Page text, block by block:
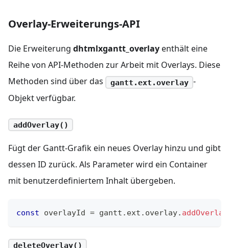
Overlay-Erweiterungs-API
Die Erweiterung dhtmlxgantt_overlayenthält eine
Reihe von API-Methoden zur Arbeit mit Overlays. Diese
Methoden sind über das
gantt.ext.overlay -
Objekt verfügbar.
addOverlay()
Fügt der Gantt-Grafik ein neues Overlay hinzu und gibt
dessen ID zurück. Als Parameter wird ein Container
mit benutzerdefiniertem Inhalt übergeben.
const overlayId = gantt . ext . overlay. addOverlay
deleteOverlay()